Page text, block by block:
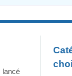
lancé